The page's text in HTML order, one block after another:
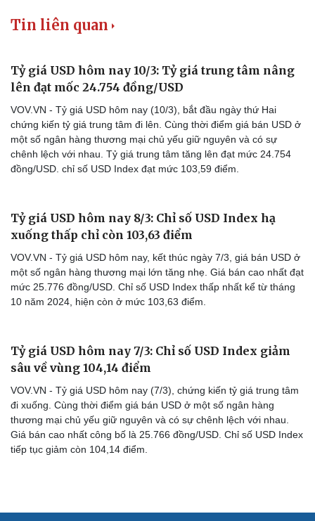
Tin liên quan
Tỷ giá USD hôm nay 10/3: Tỷ giá trung tâm nâng
lên đạt mốc 24.754 đồng/USD
VOV.VN - Tỷ giá USD hôm nay (10/3), bắt đầu ngày thứ Hai
chứng kiến tỷ giá trung tâm đi lên. Cùng thời điểm giá bán USD ở
một số ngân hàng thương mại chủ yếu giữ nguyên và có sự
chênh lệch với nhau. Tỷ giá trung tâm tăng lên đạt mức 24.754
đồng/USD. chỉ số USD Index đạt mức 103,59 điểm.
Tỷ giá USD hôm nay 8/3: Chỉ số USD Index hạ
xuống thấp chỉ còn 103,63 điểm
VOV.VN - Tỷ giá USD hôm nay, kết thúc ngày 7/3, giá bán USD ở
một số ngân hàng thương mại lớn tăng nhẹ. Giá bán cao nhất đạt
mức 25.776 đồng/USD. Chỉ số USD Index thấp nhất kể từ tháng
10 năm 2024, hiện còn ở mức 103,63 điểm.
Tỷ giá USD hôm nay 7/3: Chỉ số USD Index giảm
sâu về vùng 104,14 điểm
VOV.VN - Tỷ giá USD hôm nay (7/3), chứng kiến tỷ giá trung tâm
đi xuống. Cùng thời điểm giá bán USD ở một số ngân hàng
thương mại chủ yếu giữ nguyên và có sự chênh lệch với nhau.
Giá bán cao nhất công bố là 25.766 đồng/USD. Chỉ số USD Index
tiếp tục giảm còn 104,14 điểm.